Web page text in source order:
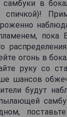
в
пока
огонь в
руку со
шансов
будут